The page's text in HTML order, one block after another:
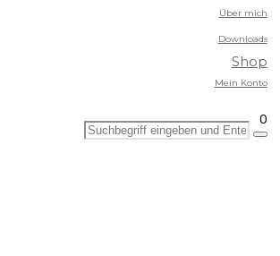
Über mich
Downloads
Shop
Mein Konto
0